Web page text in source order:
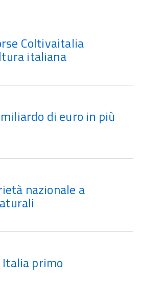
Coltivaitalia
italiana
di euro in più
nazionale a
Italia primo